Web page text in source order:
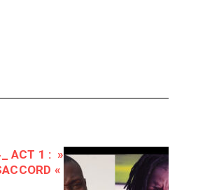
ACT 1 : »
«